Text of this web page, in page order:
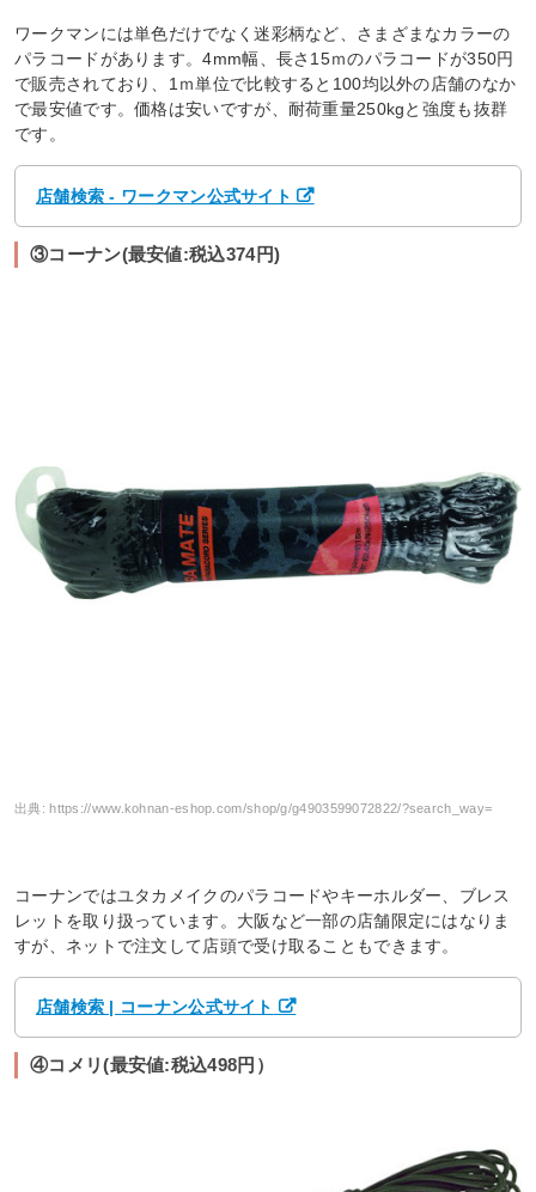
ワークマンには単色だけでなく迷彩柄など、さまざまなカラーの
パラコードがあります。4mm幅、長さ15ｍのパラコードが350円
で販売されており、1ｍ単位で比較すると100均以外の店舗のなか
で最安値です。価格は安いですが、耐荷重量250kgと強度も抜群
です。
店舗検索 - ワークマン公式サイト
③コーナン(最安値:税込374円)
出典:https://www.kohnan-eshop.com/shop/g/g4903599072822/?search_way=
コーナンではユタカメイクのパラコードやキーホルダー、ブレス
レットを取り扱っています。大阪など一部の店舗限定にはなりま
すが、ネットで注文して店頭で受け取ることもできます。
店舗検索 | コーナン公式サイト
④コメリ(最安値:税込498円）